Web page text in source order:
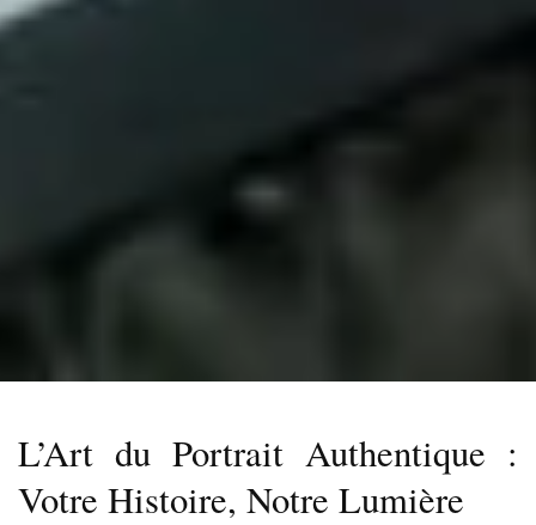
L’Art du Portrait Authentique :
Votre Histoire, Notre Lumière